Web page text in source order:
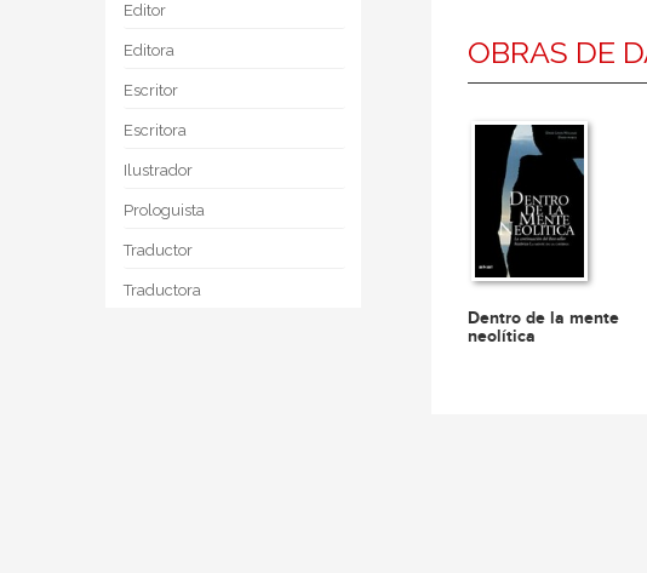
Editor
Editora
Escritor
Escritora
Ilustrador
Prologuista
Traductor
Traductora
OBRAS DE
Dentro de la mente
neolítica